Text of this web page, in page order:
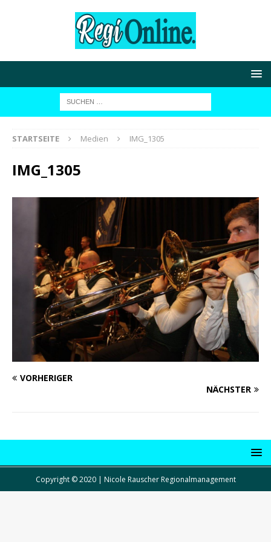
STARTSEITE Medien IMG_1305
IMG_1305
VORHERIGER
NÄCHSTER
Copyright © 2020 | Nicole Rauscher Regionalmanagement